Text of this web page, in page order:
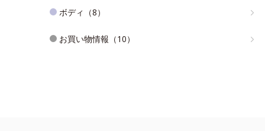
ボディ（8）
お買い物情報（10）